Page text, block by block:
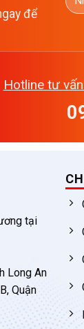
để
Hotline tư
tại
Long An
Quận